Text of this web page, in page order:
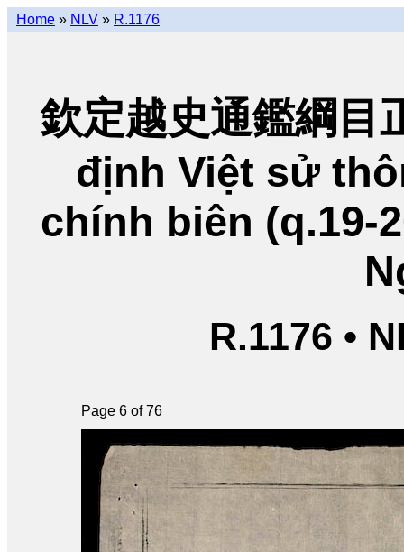
Home » NLV » R.1176
欽定越史通鑑綱目
định Việt sử
chính biên (q.19-
R.1176 •
Page 6 of 76